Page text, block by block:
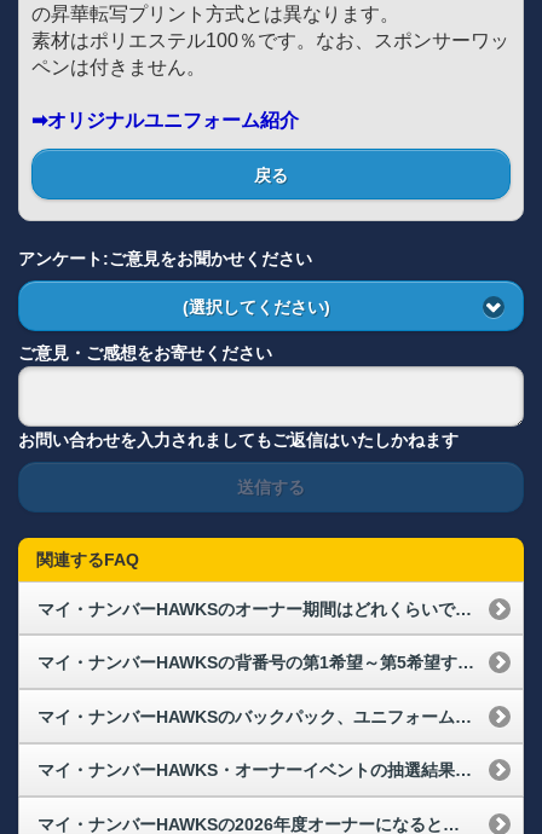
の昇華転写プリント方式とは異なります。
素材はポリエステル100％です。なお、スポンサーワッ
ペンは付きません。
➡オリジナルユニフォーム紹介
戻る
アンケート:ご意見をお聞かせください
(選択してください)
ご意見・ご感想をお寄せください
お問い合わせを入力されましてもご返信はいたしかねます
送信する
関連するFAQ
マイ・ナンバーHAWKSのオーナー期間はどれくらいですか？
マイ・ナンバーHAWKSの背番号の第1希望～第5希望すべて当選しなかった場合はどうなりますか？
マイ・ナンバーHAWKSのバックパック、ユニフォームなどはいつ頃届きますか？
マイ・ナンバーHAWKS・オーナーイベントの抽選結果はどのようにお知らせがあるのですか？
マイ・ナンバーHAWKSの2026年度オーナーになるとタカポイントはもらえますか？